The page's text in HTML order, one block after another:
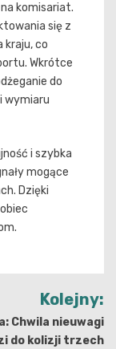
komisariat.
się z
kraju, co
Wkrótce
do
wymiaru
i szybka
mogące
Dzięki
Kolejny:
Chwila nieuwagi
do kolizji trzech